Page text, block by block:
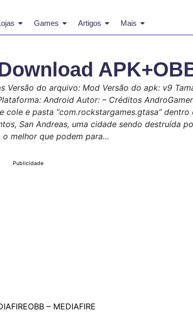
Games Artigos Mais
Versão do arquivo: Mod Versão do apk: v9
Android Autor: – Créditos
e pasta “com.rockstargames.gtasa”
San Andreas, uma cidade sendo destruída
o melhor que podem para…
Publicidade
OBB – MEDIAFIRE